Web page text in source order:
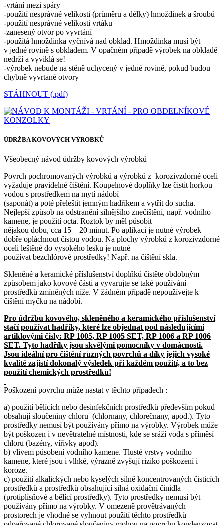
-vrtání mezi spáry
-použití nesprávné velikosti (průměru a délky) hmoždinek a šroubů
-použití nesprávné velikosti vrtáku
-zanesený otvor po vyvrtání
-použitá hmoždinka vyčnívá nad obklad. Hmoždinka musí být
v jedné rovině s obkladem. V opačném případě výrobek na obkladě
nedrží a vyviklá se!
-výrobek nebude na stěně uchycený v jedné rovině, pokud budou
chybně vyvrtané otvory
STÁHNOUT (.pdf)
ÚDRŽBA KOVOVÝCH VÝROBKŮ
Všeobecný návod údržby kovových výrobků
Povrch pochromovaných výrobků a výrobků z korozivzdorné oceli
vyžaduje pravidelné čištění. Koupelnové doplňky lze čistit horkou
vodou s prostředkem na mytí nádobí
(saponát) a poté přeleštit jemným hadříkem a vytřít do sucha.
Nejlepší způsob na odstranění silnějšího znečištění, např. vodního
kamene, je použití octa. Roztok by měl působit
nějakou dobu, cca 15 – 20 minut. Po aplikaci je nutné výrobek
dobře opláchnout čistou vodou. Na plochy výrobků z korozivzdorné
oceli leštěné do vysokého lesku je nutné
používat bezchlórové prostředky! Např. na čištění skla.
Skleněné a keramické příslušenství doplňků čistěte obdobným
způsobem jako kovové části a vyvarujte se také používání
prostředků zmíněných níže. V žádném případě nepoužívejte k
čištění myčku na nádobí.
Pro údržbu kovového, skleněného a keramického příslušenství
stačí používat hadříky, které lze objednat pod následujícími
artiklovými čísly: RP 1005, RP 1005 SET, RP 1006 a RP 1006
SET. Tyto hadříky jsou skvělými pomocníky v domácnosti.
Jsou ideální pro čištění různých povrchů a díky jejich vysoké
kvalitě zajistí dokonalý výsledek při každém použití, a to bez
použití chemických prostředků!
Poškození povrchu může nastat v těchto případech :
a) použití bělících nebo desinfekčních prostředků především pokud
obsahují sloučeniny chloru (chlornany, chlorečnany, apod.). Tyto
prostředky nemusí být používány přímo na výrobky. Výrobek může
být poškozen i v nevětratelné místnosti, kde se sráží voda s příměsí
chloru (bazény, vířivky apod).
b) vlivem působení vodního kamene. Tlusté vrstvy vodního
kamene, které jsou i vlhké, výrazně zvyšují riziko poškození i
koroze.
c) použití alkalických nebo kyselých silně koncentrovaných čisticích
prostředků a prostředků obsahující silná oxidační činidla
(protiplísňové a bělící prostředky). Tyto prostředky nemusí být
používány přímo na výrobky. V omezeně provětrávaných
prostorech je vhodné se vyhnout použití těchto prostředků –